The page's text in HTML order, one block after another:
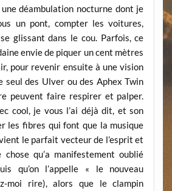
déambulation nocturne dont je
un pont, compter les voitures,
glissant dans le cou. Parfois, ce
envie de piquer un cent mètres
pour revenir ensuite à une vision
seul des Ulver ou des Aphex Twin
peuvent faire respirer et palper.
cool, je vous l’ai déjà dit, et son
les fibres qui font que la musique
le parfait vecteur de l’esprit et
chose qu’a manifestement oublié
qu’on l’appelle « le nouveau
moi rire), alors que le clampin